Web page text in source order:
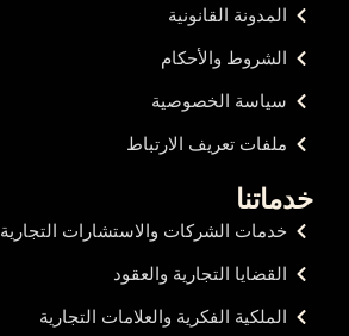
المدونة القانونية
الشروط والأحكام
سياسة الخصوصية
ملفات تعريف الارتباط
خدماتنا
خدمات الشركات والاستشارات التجارية
القضايا التجارية والعقود
الملكية الفكرية والعلامات التجارية